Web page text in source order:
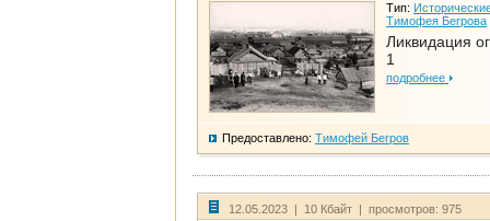
Тип:
Тимофея Бегрова
Ликвидация
1
подробнее
Предоставлено: Тимофей Бегров
12.05.2023 | 10 Кбайт | просмотров: 975